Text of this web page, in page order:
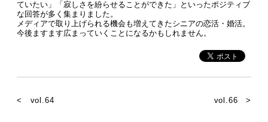
ていたい」「寂しさを紛らせることができた」といったポジティブ
な回答が多く集まりました。
メディアで取り上げられる機会も増えてきたシニアの恋活・婚活。
今後ますます広まっていくことになるかもしれません。
< vol.64 vol.66 >